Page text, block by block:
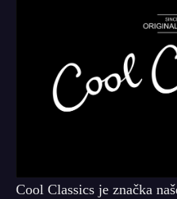
Cool Classics je značka